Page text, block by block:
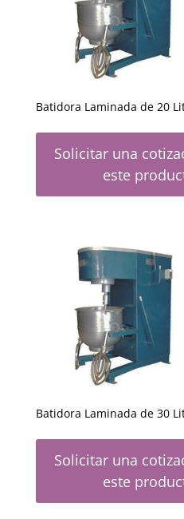
Batidora Laminada de 20
Solicitar una
este
Batidora Laminada de 30
Solicitar una
este